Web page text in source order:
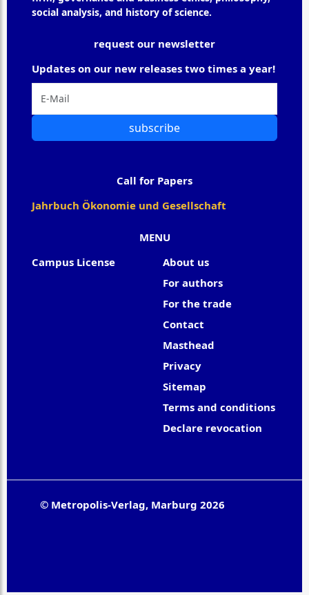
social analysis, and history of science.
MENU
Campus License
About us
For authors
For the trade
Contact
Masthead
Privacy
Sitemap
Terms and conditions
Declare revocation
request our newsletter
Updates on our new releases two times a year!
subscribe
Call for Papers
Jahrbuch Ökonomie und Gesellschaft
© Metropolis-Verlag, Marburg 2026